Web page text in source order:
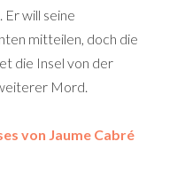
Er will seine
mitteilen, doch die
die Insel von der
Mord.
von Jaume Cabré